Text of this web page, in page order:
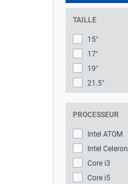
TAILLE
15"
17"
19"
21.5"
PROCESSEUR
Intel ATOM
Intel Celeron
Core i3
Core i5